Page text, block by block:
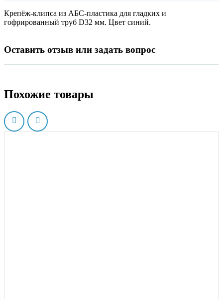
Крепёж-клипса из АБС-пластика для гладких и
гофрированный труб D32 мм. Цвет синий.
Оставить отзыв или задать вопрос
Похожие товары